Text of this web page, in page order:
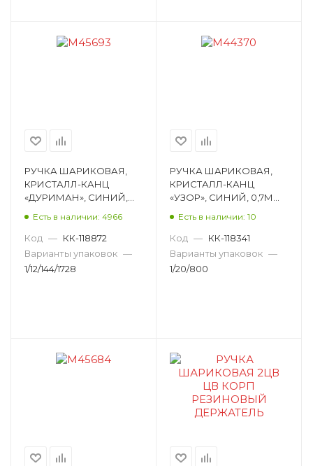
РУЧКА ШАРИКОВАЯ,
КРИСТАЛЛ-КАНЦ
«ДУРИМАН», СИНИЙ,
АССОРТИ M45693
Есть в наличии: 4966
Код — КК-118872
Варианты упаковок —
1/12/144/1728
РУЧКА ШАРИКОВАЯ,
КРИСТАЛЛ-КАНЦ
«УЗОР», СИНИЙ, 0,7ММ,
Есть в наличии: 10
Код — КК-118341
Варианты упаковок —
1/20/800